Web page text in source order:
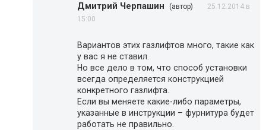
Дмитрий Черпашин (автор)
25.12.2014 в
15:00
Вариантов этих газлифтов много, такие как
у вас я не ставил.
Но все дело в том, что способ установки
всегда определяется конструкцией
конкретного газлифта.
Если вы меняете какие-либо параметры,
указанные в инструкции – фурнитура будет
работать не правильно.